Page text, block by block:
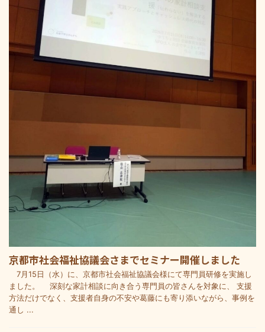
京都市社会福祉協議会さまでセミナー開催しました
7月15日（水）に、京都市社会福祉協議会様にて専門員研修を実施し
ました。 深刻な家計相談に向き合う専門員の皆さんを対象に、 支援
方法だけでなく、支援者自身の不安や葛藤にも寄り添いながら、事例を
通し ...